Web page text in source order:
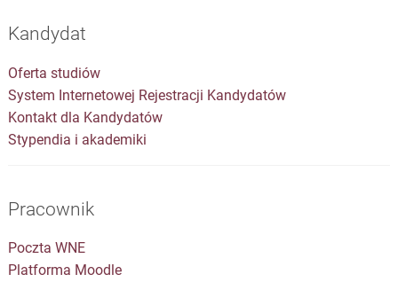
Kandydat
Oferta studiów
System Internetowej Rejestracji Kandydatów
Kontakt dla Kandydatów
Stypendia i akademiki
Pracownik
Poczta WNE
Platforma Moodle